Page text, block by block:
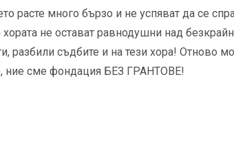
расте много бързо и не успяват да се
не остават равнодушни над
разбили съдбите и на тези хора! Отново
ние сме фондация БЕЗ ГРАНТОВЕ!